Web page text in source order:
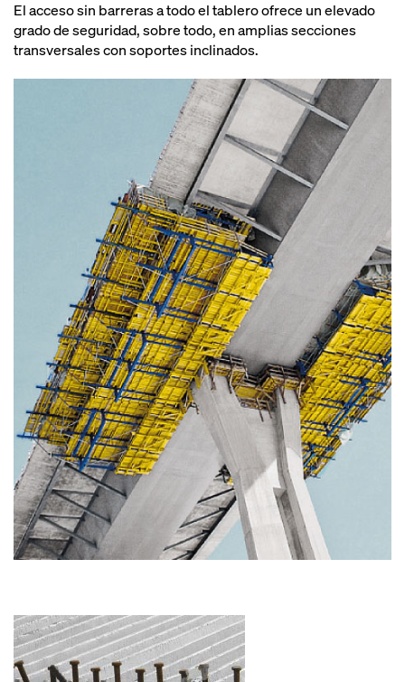
El acceso sin barreras a todo el tablero ofrece un elevado
grado de seguridad, sobre todo, en amplias secciones
transversales con soportes inclinados.